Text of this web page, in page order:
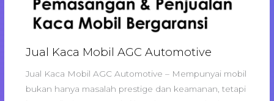
Jual Kaca Mobil AGC Automotive
Jual Kaca Mobil AGC Automotive – Mempunyai mobil
bukan hanya masalah prestige dan keamanan, tetapi